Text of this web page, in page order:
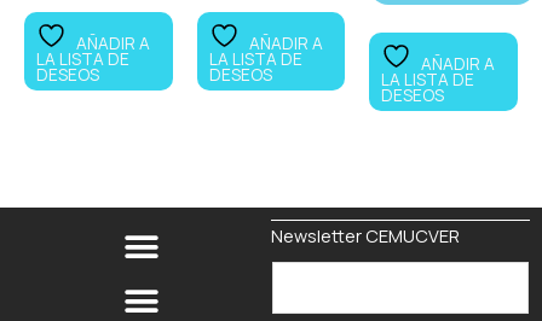
AÑADIR A
LA LISTA DE
DESEOS
AÑADIR A
LA LISTA DE
DESEOS AÑADIR A
LA LISTA DE
DESEOS
Newsletter CEMUCVER